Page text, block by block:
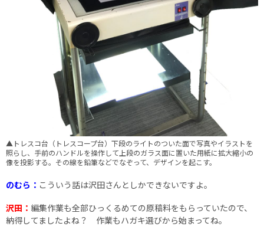
▲トレスコ台（トレスコープ台）下段のライトのついた面で写真やイラストを
照らし、手前のハンドルを操作して上段のガラス面に置いた用紙に拡大縮小の
像を投影する。その線を鉛筆などでなぞって、デザインを起こす。
のむら： こういう話は沢田さんとしかできないですよ。
沢田： 編集作業も全部ひっくるめての原稿料をもらっていたので、
納得してましたよね？ 作業もハガキ選びから始まってね。